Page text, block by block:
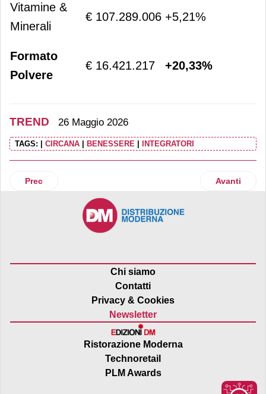
Vitamine &
Minerali
€ 107.289.006 +5,21%
Formato
Polvere
€ 16.421.217 +20,33%
TREND 26 Maggio 2026
TAGS: CIRCANA BENESSERE INTEGRATORI
Articolo precedente: Grano duro: nel 2026 surplus
Prec Articolo
Avanti
Chi siamo
Contatti
Privacy & Cookies
Newsletter
Ristorazione Moderna
Technoretail
PLM Awards